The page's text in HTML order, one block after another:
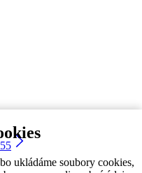
ukládáme soubory cookies,